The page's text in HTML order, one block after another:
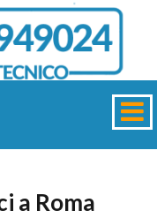
a Roma